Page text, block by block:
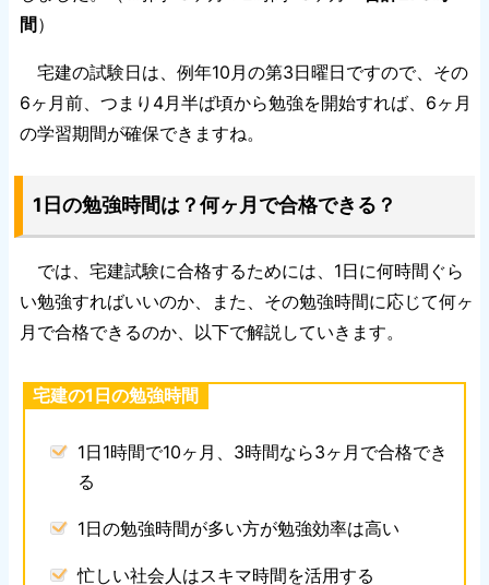
間 ）
宅建の試験日は、例年10月の第3日曜日ですので、その
6ヶ月前、つまり4月半ば頃から勉強を開始すれば、6ヶ月
の学習期間が確保できますね。
1日の勉強時間は？何ヶ月で合格できる？
では、宅建試験に合格するためには、1日に何時間ぐら
い勉強すればいいのか、また、その勉強時間に応じて何ヶ
月で合格できるのか、以下で解説していきます。
宅建の1日の勉強時間
1日1時間で10ヶ月、3時間なら3ヶ月で合格でき
る
1日の勉強時間が多い方が勉強効率は高い
忙しい社会人はスキマ時間を活用する